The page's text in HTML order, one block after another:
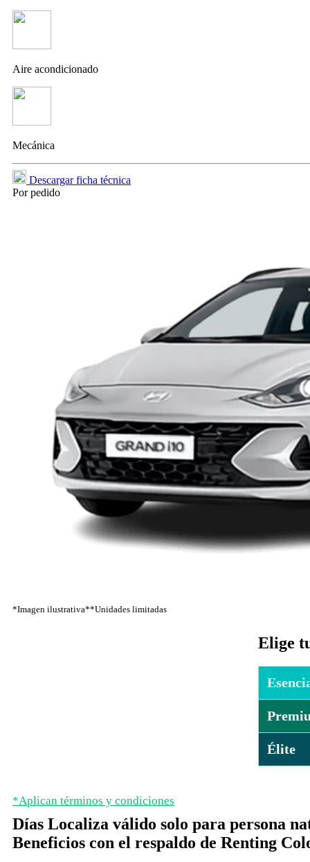
Aire acondicionado
Mecánica
Descargar ficha técnica
Por pedido
*Imagen ilustrativa**Unidades limitadas
Elige
✓
✓
✓
✓
✓
✓
✓
Élite
✓
*Aplican términos y condiciones
Días Localiza válido solo para persona
Beneficios con el respaldo de Renting